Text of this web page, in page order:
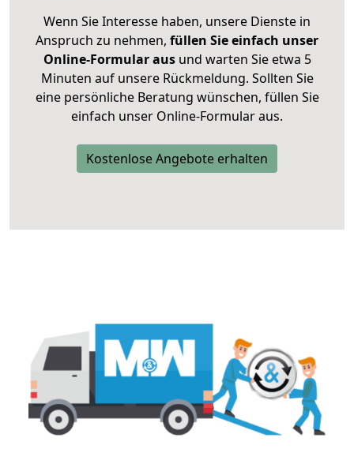
Wenn Sie Interesse haben, unsere Dienste in
Anspruch zu nehmen, füllen Sie einfach unser
Online-Formular ausund warten Sie etwa 5
Minuten auf unsere Rückmeldung. Sollten Sie
eine persönliche Beratung wünschen, füllen Sie
einfach unser Online-Formular aus.
Kostenlose Angebote erhalten